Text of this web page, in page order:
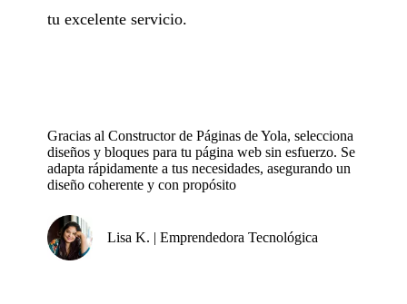
tu excelente servicio.
Gracias al Constructor de Páginas de Yola, selecciona
diseños y bloques para tu página web sin esfuerzo. Se
adapta rápidamente a tus necesidades, asegurando un
diseño coherente y con propósito
Lisa K. | Emprendedora Tecnológica